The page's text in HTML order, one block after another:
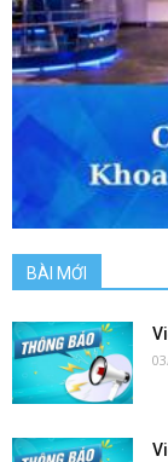
BÀI MỚI